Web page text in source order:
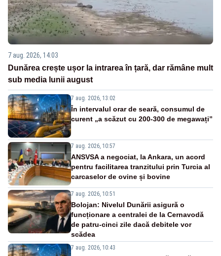
7 aug. 2026, 14:03
Dunărea crește ușor la intrarea în țară, dar rămâne mult
sub media lunii august
7 aug. 2026, 13:02
În intervalul orar de seară, consumul de
curent „a scăzut cu 200-300 de megawați”
7 aug. 2026, 10:57
ANSVSA a negociat, la Ankara, un acord
pentru facilitarea tranzitului prin Turcia al
carcaselor de ovine și bovine
7 aug. 2026, 10:51
Bolojan: Nivelul Dunării asigură o
funcționare a centralei de la Cernavodă
de patru-cinci zile dacă debitele vor
scădea
7 aug. 2026, 10:43